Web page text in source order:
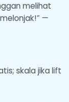
melihat
—
skala jika lift